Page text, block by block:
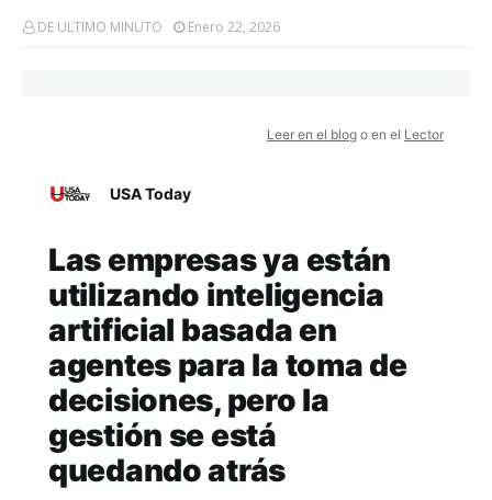
DE ULTIMO MINUTO Enero 22, 2026
Leer en el blog o en el Lector
USA Today
Las empresas ya están
utilizando inteligencia
artificial basada en
agentes para la toma de
decisiones, pero la
gestión se está
quedando atrás